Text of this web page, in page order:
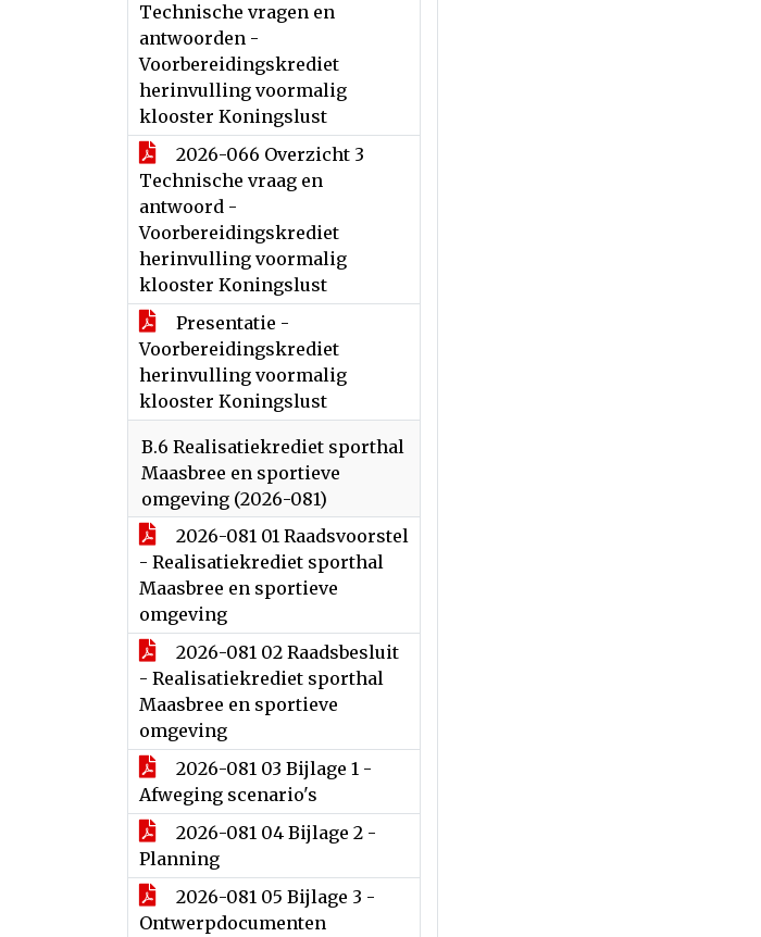
Technische vragen en
antwoorden -
Voorbereidingskrediet
herinvulling voormalig
klooster Koningslust
2026-066 Overzicht 3
Technische vraag en
antwoord -
Voorbereidingskrediet
herinvulling voormalig
klooster Koningslust
Presentatie -
Voorbereidingskrediet
herinvulling voormalig
klooster Koningslust
B.6 Realisatiekrediet sporthal
Maasbree en sportieve
omgeving (2026-081)
2026-081 01 Raadsvoorstel
- Realisatiekrediet sporthal
Maasbree en sportieve
omgeving
2026-081 02 Raadsbesluit
- Realisatiekrediet sporthal
Maasbree en sportieve
omgeving
2026-081 03 Bijlage 1 -
Afweging scenario's
2026-081 04 Bijlage 2 -
Planning
2026-081 05 Bijlage 3 -
Ontwerpdocumenten